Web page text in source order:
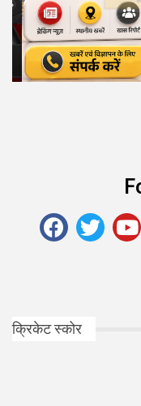
क्रिकेट स्कोर